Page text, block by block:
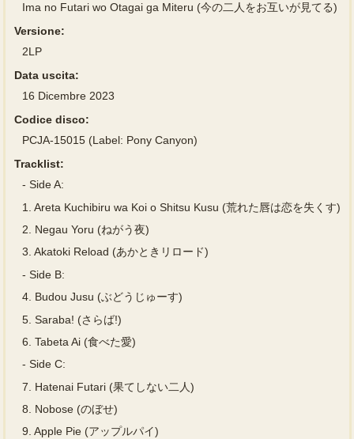
Ima no Futari wo Otagai ga Miteru (今の二人をお互いが見てる)
Versione:
2LP
Data uscita:
16 Dicembre 2023
Codice disco:
PCJA-15015 (Label: Pony Canyon)
Tracklist:
- Side A:
1.
Areta Kuchibiru wa Koi o Shitsu Kusu (荒れた唇は恋を失くす)
2.
Negau Yoru (ねがう夜)
3. Akatoki Reload (あかときリロード)
- Side B:
4. Budou Jusu (ぶどうじゅーす)
5. Saraba! (さらば!)
6. Tabeta Ai (食べた愛)
- Side C:
7.
Hatenai Futari (果てしない二人)
8.
Nobose (のぼせ)
9. Apple Pie (アップルパイ)